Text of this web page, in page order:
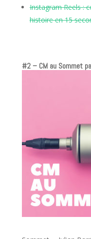
Instagram Reels :
histoire en 15
#2 – CM au Sommet